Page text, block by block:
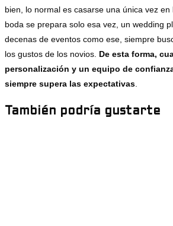
bien, lo normal es casarse una única vez
boda se prepara solo esa vez, un wedding
decenas de eventos como ese, siempre
los gustos de los novios. De esta forma,
personalización y un equipo de
siempre supera las expectativas
También podría gustarte